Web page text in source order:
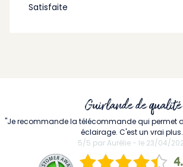
Satisfaite
Guirlande de qualité
"Je recommande la télécommande qui permet
éclairage. C'est un vrai
5/5 par Aurélie - le 23/04/